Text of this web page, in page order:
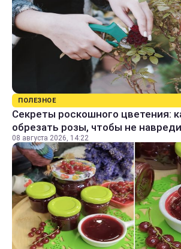
ПОЛЕЗНОЕ
Секреты роскошного цветения:
обрезать розы, чтобы не
08 августа 2026, 14:22